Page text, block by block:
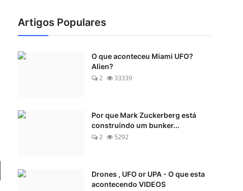
Artigos Populares
O que aconteceu Miami UFO?
Alien?
2
33339
Por que Mark Zuckerberg está
construindo um bunker...
2
5292
Drones , UFO or UPA - O que esta
acontecendo VIDEOS